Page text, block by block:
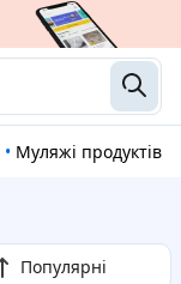
• Муляжі продуктів
Популярні